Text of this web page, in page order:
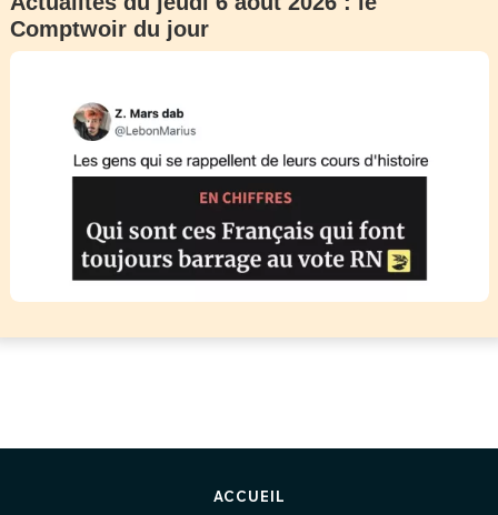
Comptwoir du jour
ACCUEIL